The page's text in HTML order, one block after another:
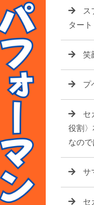
ス
タート
笑
プ
セ
役割
なので
サ
セ